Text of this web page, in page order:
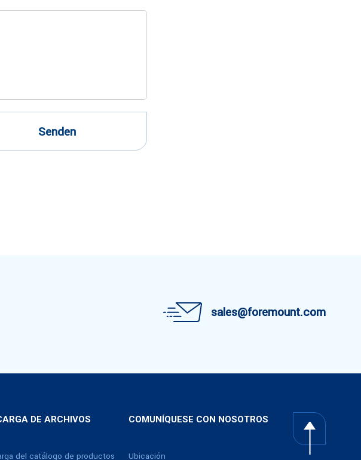
Senden
sales@foremount.com
DE ARCHIVOS
del catálogo de productos
COMUNÍQUESE CON NOSOTROS
Ubicación